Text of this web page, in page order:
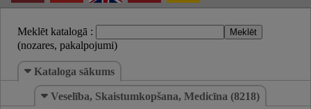
Meklēt katalogā :
(nozares, pakalpojumi)
Kataloga sākums
Veselība, Skaistumkopšana, Medicīna (8218)